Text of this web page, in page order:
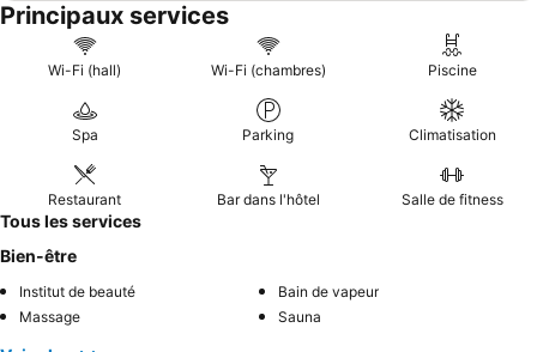
Principaux services
Wi-Fi (hall) Wi-Fi (chambres) Piscine
Spa Parking Climatisation
Restaurant Bar dans l'hôtel Salle de fitness
Tous les services
Bien-être
Institut de beauté
Bain de vapeur
Massage
Sauna